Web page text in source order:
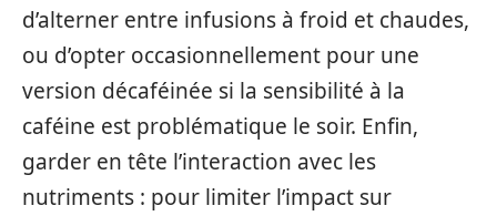
d’alterner entre infusions à froid et chaudes,
ou d’opter occasionnellement pour une
version décaféinée si la sensibilité à la
caféine est problématique le soir. Enfin,
garder en tête l’interaction avec les
nutriments : pour limiter l’impact sur